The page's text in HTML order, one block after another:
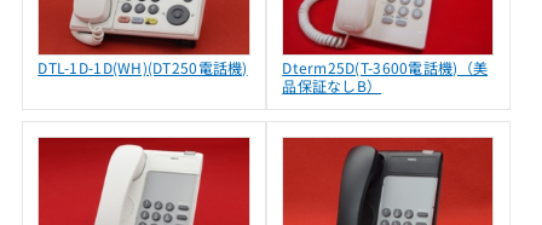
DTL-1D-1D(WH)(DT250電話機)
Dterm25D(T-3600電話機)（美
品保証なしB）